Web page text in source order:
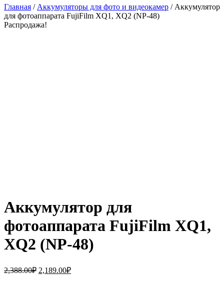
Главная / Аккумуляторы для фото и видеокамер / Аккумулятор
для фотоаппарата FujiFilm XQ1, XQ2 (NP-48)
Распродажа!
Аккумулятор для
фотоаппарата FujiFilm XQ1,
XQ2 (NP-48)
2,388.00₽ Первоначальная
2,189.00₽Текущая